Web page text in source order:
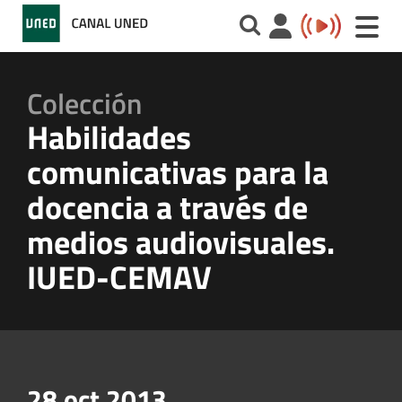
Toggle
Colección
Habilidades
comunicativas para la
docencia a través de
medios audiovisuales.
IUED-CEMAV